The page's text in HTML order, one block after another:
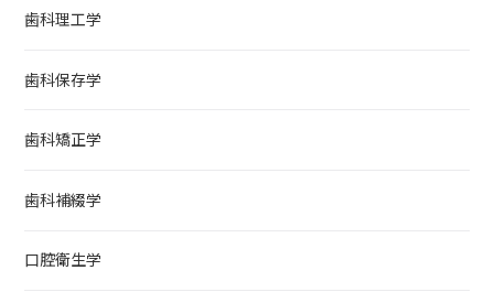
歯科理工学
歯科保存学
歯科矯正学
歯科補綴学
口腔衛生学